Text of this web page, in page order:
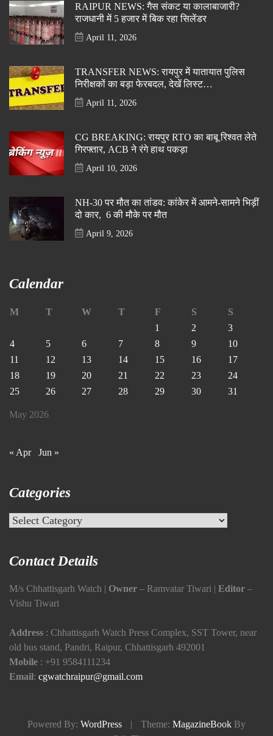
RAIPUR NEWS: गैस संकट या कालाबाजारी?
राजधानी में 5 हजार में बिक रहा सिलेंडर
April 11, 2026
TRANSFER NEWS: रायपुर में यातायात पुलिस
निरीक्षकों का बड़ा फेरबदल, देखें लिस्ट…
April 11, 2026
CG BREAKING: रायपुर RTO का बाबू रिश्वत लेते
गिरफ्तार, ACB ने रंगे हाथ पकड़ा
April 10, 2026
NH-30 पर मौत का तांडव: कांकेर में आमने-सामने भिड़ीं
दो कार, 6 की मौके पर मौत
April 9, 2026
Calendar
May 2026
M T W T F S
S
1
2
3
4
5 6 7 8 9
10
11
12 13 14 15 16
17
18
19 20 21 22 23
24
25
26 27 28 29 30 31
« Apr Jun »
Categories
Categories
Contact Details
M/s Chhattisgarh Watch | Owner – Ramvatar Tiwari | Editor –
Vishu Tiwari
Address : Chhattisgarh Watch Press Complex, SST Tower, near
old bus stand, Pandri, Raipur, Chhattisgarh 492001
Mobile : +91 9584111234
Email: cgwatchraipur@gmail.com
Powered By: WordPress | Theme: MagazineBook By